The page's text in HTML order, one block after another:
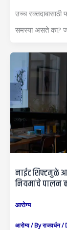
उच्च रक्तदाबासाठी
समस्या असते का?
नाईट शिफ्टमुळे
नियमांचे पालन
आरोग्य
आरोग्य/ Byराजवर्धन/